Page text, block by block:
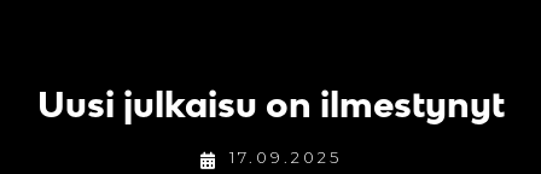
Uusi julkaisu on ilmestynyt
17.09.2025